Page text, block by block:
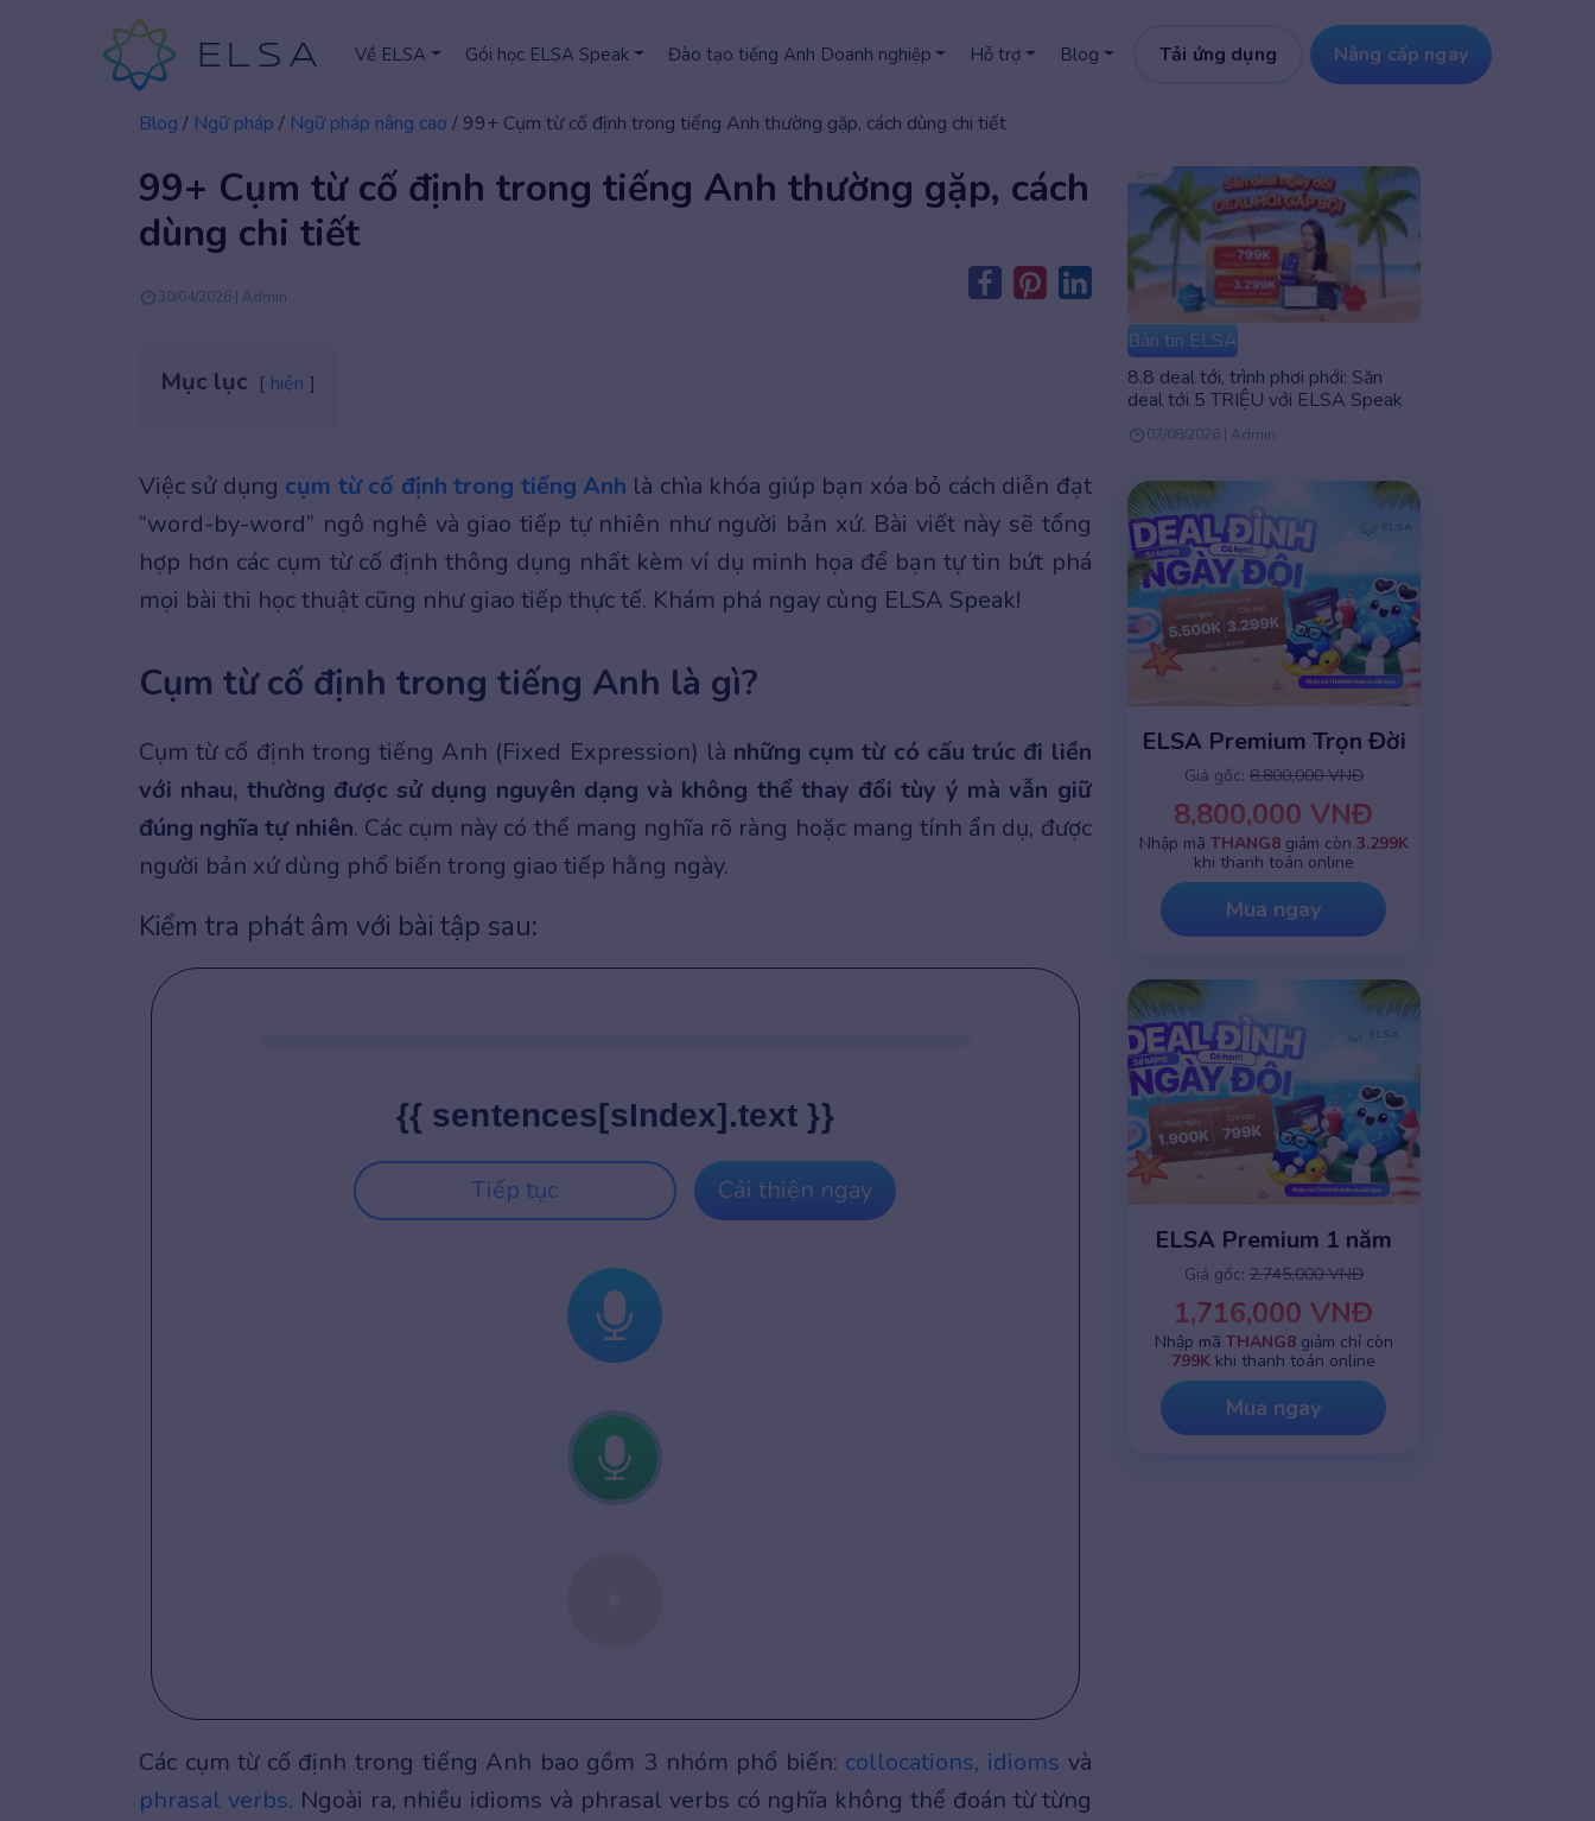
Về ELSA Gói học ELSA Speak Đào tạo tiếng Anh Doanh nghiệp Hỗ trợ Blog Tải ứng dụng Nâng cấp ngay
Blog / Ngữ pháp / Ngữ pháp nâng cao / 99+ Cụm từ cố định trong tiếng Anh thường gặp, cách dùng chi tiết
99+ Cụm từ cố định trong tiếng Anh thường gặp, cách
dùng chi tiết
30/04/2026 | Admin
Mục lục hiện
Việc sử dụng cụm từ cố định trong tiếng Anh là chìa khóa giúp bạn xóa bỏ cách diễn đạt
“word-by-word” ngô nghê và giao tiếp tự nhiên như người bản xứ. Bài viết này sẽ tổng
hợp hơn các cụm từ cố định thông dụng nhất kèm ví dụ minh họa để bạn tự tin bứt phá
mọi bài thi học thuật cũng như giao tiếp thực tế. Khám phá ngay cùng ELSA Speak!
Cụm từ cố định trong tiếng Anh là gì?
Cụm từ cố định trong tiếng Anh (Fixed Expression) là những cụm từ có cấu trúc đi liền
với nhau, thường được sử dụng nguyên dạng và không thể thay đổi tùy ý mà vẫn giữ
đúng nghĩa tự nhiên. Các cụm này có thể mang nghĩa rõ ràng hoặc mang tính ẩn dụ, được
người bản xứ dùng phổ biến trong giao tiếp hằng ngày.
Kiểm tra phát âm với bài tập sau:
{{ sentences[sIndex].text }}
Tiếp tục Cải thiện ngay
Các cụm từ cố định trong tiếng Anh bao gồm 3 nhóm phổ biến: collocations, idioms và
phrasal verbs. Ngoài ra, nhiều idioms và phrasal verbs có nghĩa không thể đoán từ từng
Bản tin ELSA
8.8 deal tới, trình phơi phới: Săn
deal tới 5 TRIỆU với ELSA Speak
07/08/2026 | Admin
ELSA Premium Trọn Đời
Giá gốc: 8,800,000 VNĐ
8,800,000 VNĐ
Nhập mã THANG8giảm còn 3.299K
khi thanh toán online
Mua ngay
ELSA Premium 1 năm
Giá gốc: 2,745,000 VNĐ
1,716,000 VNĐ
Nhập mã THANG8giảm chỉ còn
799K khi thanh toán online
Mua ngay